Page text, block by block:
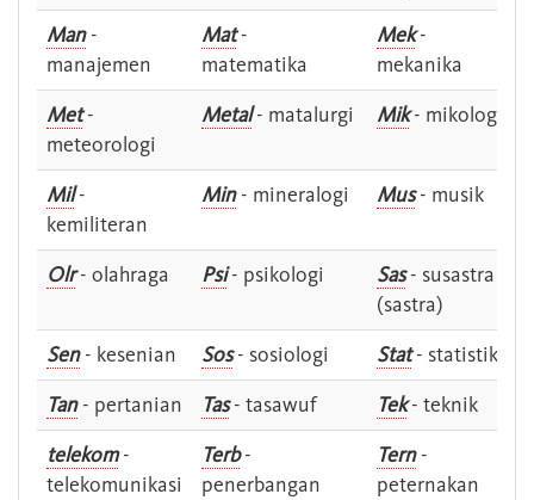
Man-
manajemen
Mat-
matematika
Mek-
mekanika
Met-
meteorologi
Metal- matalurgi Mik- mikologi
Mil-
kemiliteran
Min- mineralogi Mus- musik
Olr- olahraga Psi- psikologi Sas- susastra -
(sastra)
Sen- kesenian Sos- sosiologi Stat- statistik
Tan- pertanian Tas- tasawuf Tek- teknik
telekom-
telekomunikasi
Terb-
penerbangan
Tern-
peternakan